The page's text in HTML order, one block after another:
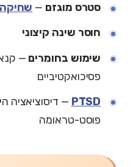
סטרס מוגזם — שחיקה
חוסר שינה קיצוני
שימוש בחומרים —
פסיכואקטיביים
PTSD — דיסוציאציה
פוסט-טראומה